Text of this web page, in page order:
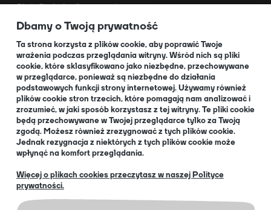
Akcja Dodruk - O programie
Kontakt
Dla Partnerów
O NAS
O nas
Informacja dla Klubów
Blog
+48 32 334 85 38
EN
Dbamy o Twoją prywatność
Ta strona korzysta z plików cookie, aby poprawić Twoje
wrażenia podczas przeglądania witryny. Wśród nich są pliki
cookie, które sklasyfikowano jako niezbędne, przechowywane
w przeglądarce, ponieważ są niezbędne do działania
podstawowych funkcji strony internetowej. Używamy również
plików cookie stron trzecich, które pomagają nam analizować i
zrozumieć, w jaki sposób korzystasz z tej witryny. Te pliki cookie
będą przechowywane w Twojej przeglądarce tylko za Twoją
zgodą. Możesz również zrezygnować z tych plików cookie.
Jednak rezygnacja z niektórych z tych plików cookie może
wpłynąć na komfort przeglądania.
Więcej o plikach cookies przeczytasz w naszej Polityce
prywatności.